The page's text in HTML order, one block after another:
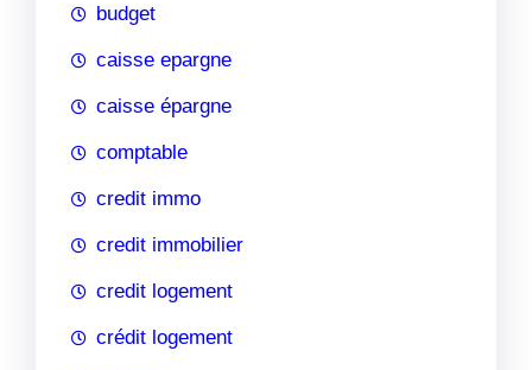
budget
caisse epargne
caisse épargne
comptable
credit immo
credit immobilier
credit logement
crédit logement